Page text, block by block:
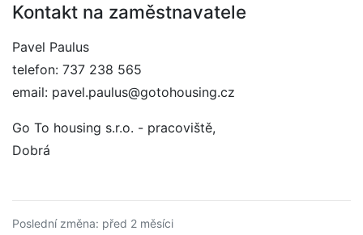
Kontakt na zaměstnavatele
Pavel Paulus
telefon: 737 238 565
email: pavel.paulus@gotohousing.cz
Go To housing s.r.o. - pracoviště,
Dobrá
Poslední změna: před 2 měsíci